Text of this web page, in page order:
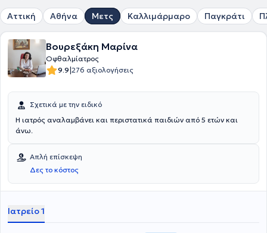
Αττική Αθήνα Μετς Καλλιμάρμαρο Παγκράτι
Βουρεξάκη Μαρίνα
Οφθαλμίατρος
9.9|276 αξιολογήσεις
Σχετικά με την ειδικό
Η ιατρός αναλαμβάνει και περιστατικά παιδιών από 5 ετών και
άνω.
Απλή επίσκεψη
Δες το κόστος
Ιατρείο 1